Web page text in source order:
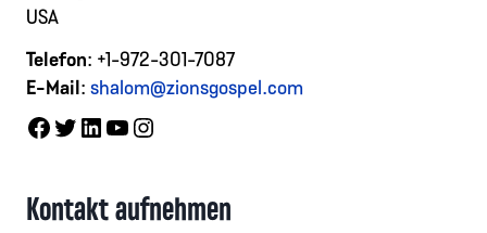
USA
Telefon: +1-972-301-7087
E-Mail: shalom@zionsgospel.com
Facebook Twitter LinkedIn YouTube Instagram
Kontakt aufnehmen